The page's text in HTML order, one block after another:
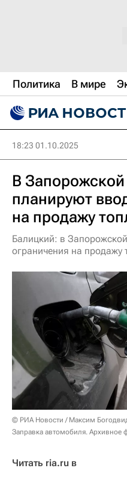
Политика В мире
18:23 01.10.2025
В Запорожской
планируют
на продажу
Балицкий: в
ограничения на продажу
© РИА Новости / Максим
Заправка автомобиля. Архивное
Читать ria.ru в